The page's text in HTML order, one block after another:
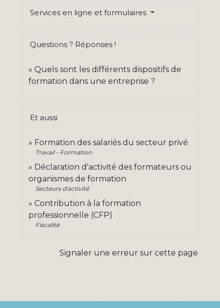
Services en ligne et formulaires
Questions ? Réponses !
Quels sont les différents dispositifs de
formation dans une entreprise ?
Et aussi
Formation des salariés du secteur privé
Travail - Formation
Déclaration d'activité des formateurs ou
organismes de formation
Secteurs d'activité
Contribution à la formation
professionnelle (CFP)
Fiscalité
Signaler une erreur sur cette page